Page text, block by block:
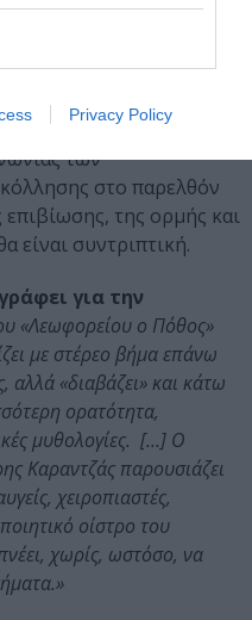
Privacy Policy
μεγαλοαστή από τον
στη Νέα Ορλεάνη,
όπου ζει με τον
για να μείνει
των τριών θα είναι
των
στο παρελθόν
της ορμής και
είναι συντριπτική.
για την
«Λεωφορείου ο Πόθος»
με στέρεο βήμα επάνω
αλλά «διαβάζει» και κάτω
ορατότητα,
μυθολογίες. […] Ο
Καραντζάς παρουσιάζει
χειροπιαστές,
οίστρο του
χωρίς, ωστόσο, να